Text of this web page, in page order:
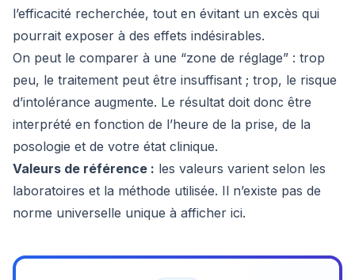
l’efficacité recherchée, tout en évitant un excès qui
pourrait exposer à des effets indésirables.
On peut le comparer à une “zone de réglage” : trop
peu, le traitement peut être insuffisant ; trop, le risque
d’intolérance augmente. Le résultat doit donc être
interprété en fonction de l’heure de la prise, de la
posologie et de votre état clinique.
Valeurs de référence : les valeurs varient selon les
laboratoires et la méthode utilisée. Il n’existe pas de
norme universelle unique à afficher ici.